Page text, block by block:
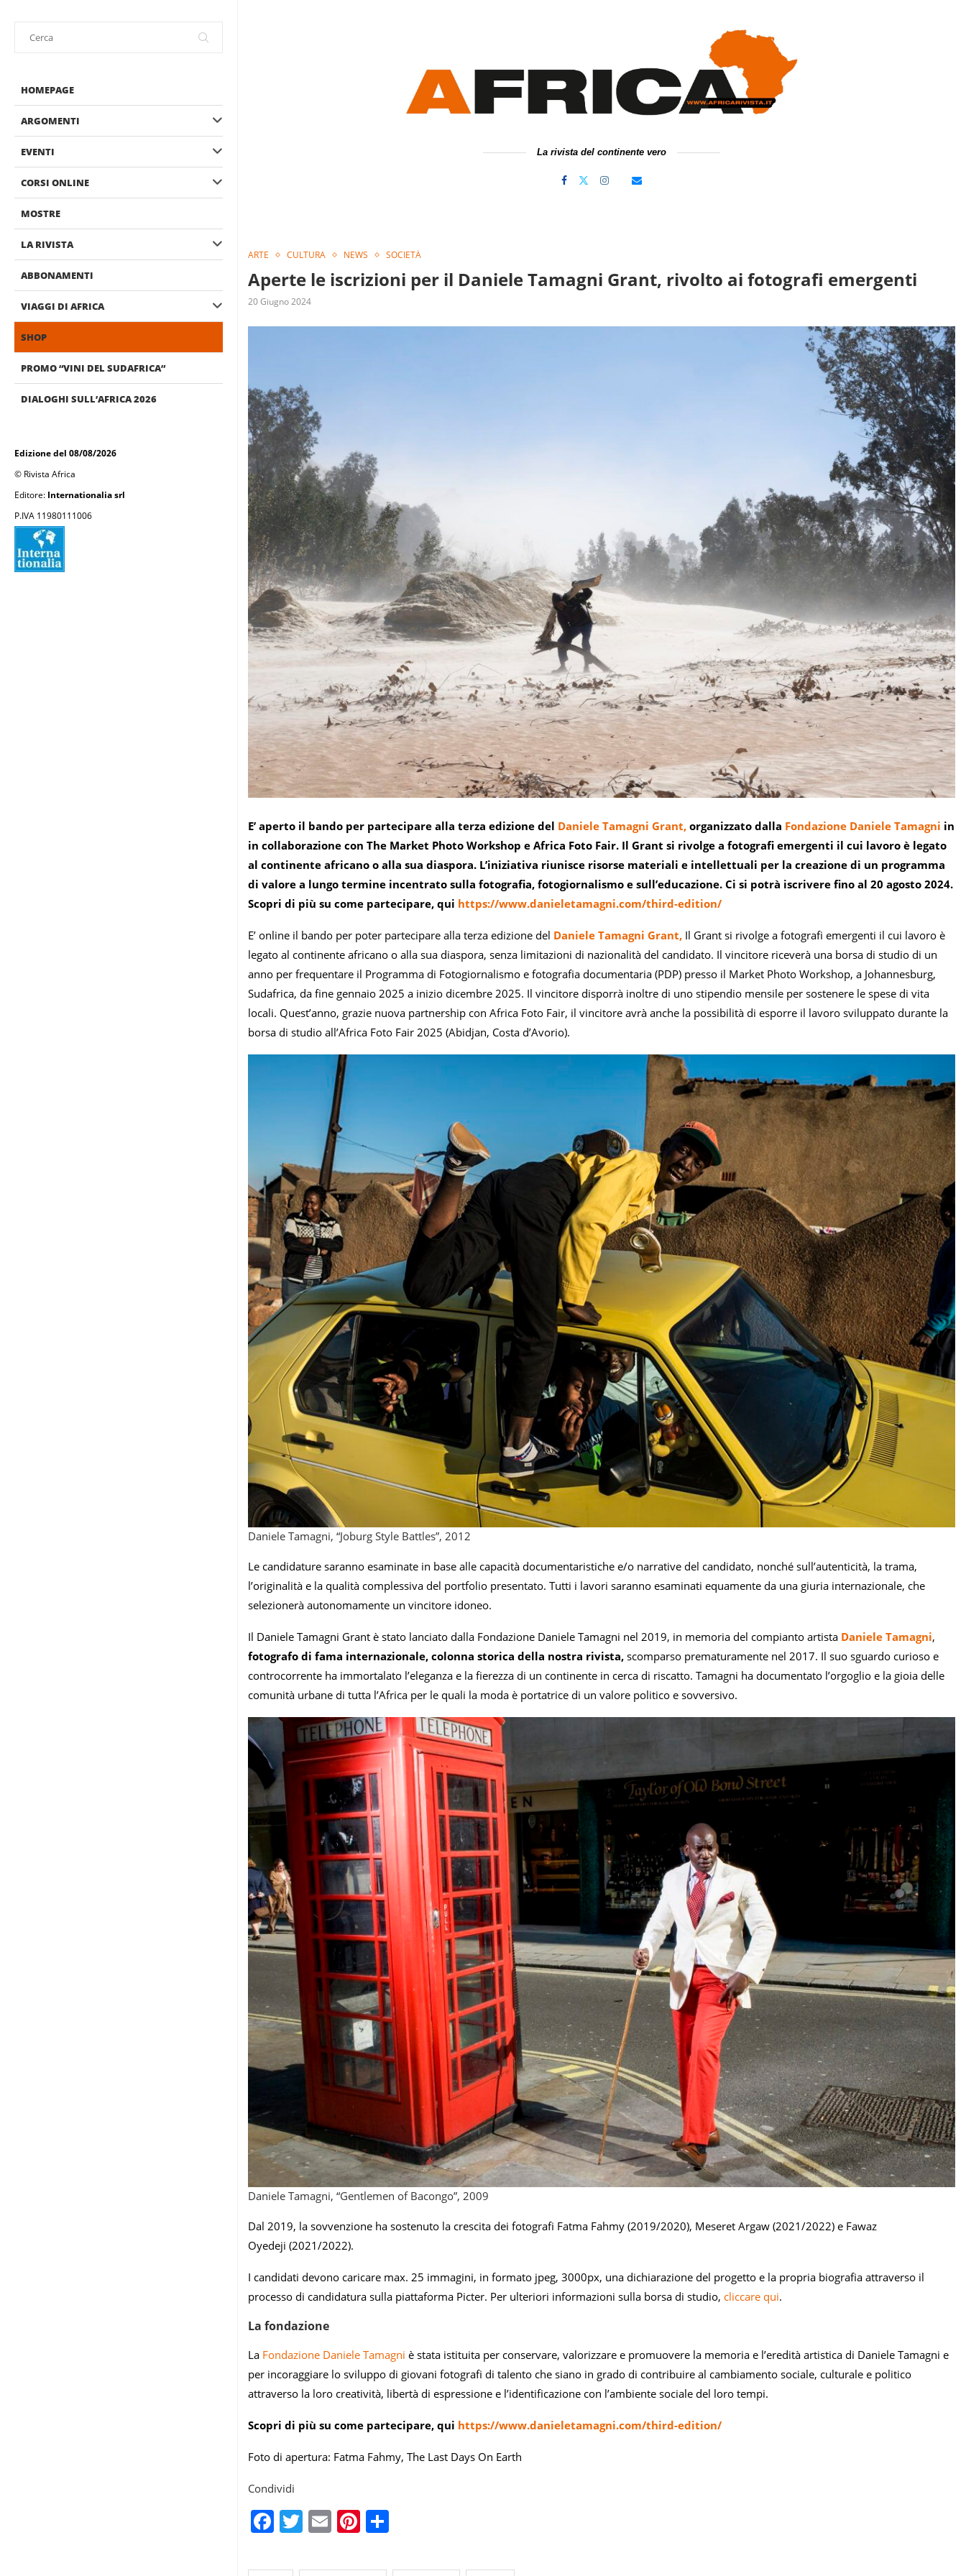
HOMEPAGE
ARGOMENTI
EVENTI
CORSI ONLINE
MOSTRE
LA RIVISTA
ABBONAMENTI
VIAGGI DI AFRICA
SHOP
PROMO “VINI DEL SUDAFRICA”
DIALOGHI SULL’AFRICA 2026
Edizione del 08/08/2026
© Rivista Africa
Editore: Internationalia srl
P.IVA 11980111006
La rivista del continente vero
ARTE CULTURA NEWS SOCIETÀ
Aperte le iscrizioni per il Daniele Tamagni Grant, rivolto ai fotografi emergenti
20 Giugno 2024
E’ aperto il bando per partecipare alla terza edizione del Daniele Tamagni Grant, organizzato dalla Fondazione Daniele Tamagni in
in collaborazione con The Market Photo Workshop e Africa Foto Fair. Il Grant si rivolge a fotografi emergenti il cui lavoro è legato
al continente africano o alla sua diaspora. L’iniziativa riunisce risorse materiali e intellettuali per la creazione di un programma
di valore a lungo termine incentrato sulla fotografia, fotogiornalismo e sull’educazione. Ci si potrà iscrivere fino al 20 agosto 2024.
Scopri di più su come partecipare, qui https://www.danieletamagni.com/third-edition/
E’ online il bando per poter partecipare alla terza edizione del Daniele Tamagni Grant, Il Grant si rivolge a fotografi emergenti il cui lavoro è
legato al continente africano o alla sua diaspora, senza limitazioni di nazionalità del candidato. Il vincitore riceverà una borsa di studio di un
anno per frequentare il Programma di Fotogiornalismo e fotografia documentaria (PDP) presso il Market Photo Workshop, a Johannesburg,
Sudafrica, da fine gennaio 2025 a inizio dicembre 2025. Il vincitore disporrà inoltre di uno stipendio mensile per sostenere le spese di vita
locali. Quest’anno, grazie nuova partnership con Africa Foto Fair, il vincitore avrà anche la possibilità di esporre il lavoro sviluppato durante la
borsa di studio all’Africa Foto Fair 2025 (Abidjan, Costa d’Avorio).
Daniele Tamagni, “Joburg Style Battles”, 2012
Le candidature saranno esaminate in base alle capacità documentaristiche e/o narrative del candidato, nonché sull’autenticità, la trama,
l’originalità e la qualità complessiva del portfolio presentato. Tutti i lavori saranno esaminati equamente da una giuria internazionale, che
selezionerà autonomamente un vincitore idoneo.
Il Daniele Tamagni Grant è stato lanciato dalla Fondazione Daniele Tamagni nel 2019, in memoria del compianto artista Daniele Tamagni,
fotografo di fama internazionale, colonna storica della nostra rivista, scomparso prematuramente nel 2017. Il suo sguardo curioso e
controcorrente ha immortalato l’eleganza e la fierezza di un continente in cerca di riscatto. Tamagni ha documentato l’orgoglio e la gioia delle
comunità urbane di tutta l’Africa per le quali la moda è portatrice di un valore politico e sovversivo.
Daniele Tamagni, “Gentlemen of Bacongo”, 2009
Dal 2019, la sovvenzione ha sostenuto la crescita dei fotografi Fatma Fahmy (2019/2020), Meseret Argaw (2021/2022) e Fawaz
Oyedeji (2021/2022).
I candidati devono caricare max. 25 immagini, in formato jpeg, 3000px, una dichiarazione del progetto e la propria biografia attraverso il
processo di candidatura sulla piattaforma Picter. Per ulteriori informazioni sulla borsa di studio, cliccare qui.
La fondazione
La Fondazione Daniele Tamagni è stata istituita per conservare, valorizzare e promuovere la memoria e l’eredità artistica di Daniele Tamagni e
per incoraggiare lo sviluppo di giovani fotografi di talento che siano in grado di contribuire al cambiamento sociale, culturale e politico
attraverso la loro creatività, libertà di espressione e l’identificazione con l’ambiente sociale del loro tempi.
Scopri di più su come partecipare, qui https://www.danieletamagni.com/third-edition/
Foto di apertura: Fatma Fahmy, The Last Days On Earth
Condividi
Facebook
Twitter
EmailPinterest